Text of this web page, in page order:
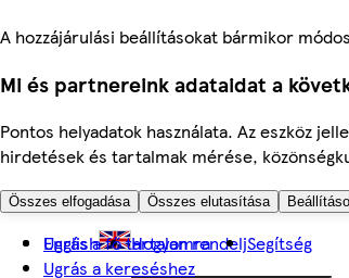
A hozzájárulási beállításokat bármikor
Mi és partnereink adataidat a
Pontos helyadatok használata. Az eszköz
hirdetések és tartalmak mérése,
Összes elfogadása Összes elutasítása
Ugrás a fő tartalomra
Ugrás a kereséshez
English Hogyan rendeljSegítség